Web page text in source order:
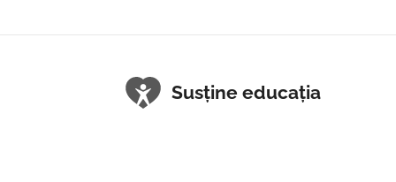
Susține educația